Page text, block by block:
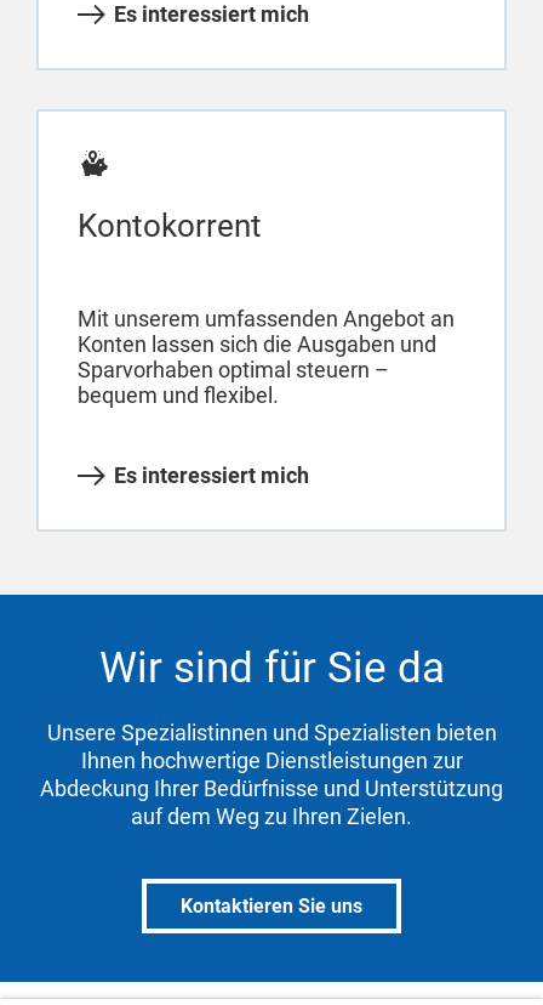
Es interessiert mich
Kontokorrent
Mit unserem umfassenden Angebot an
Konten lassen sich die Ausgaben und
Sparvorhaben optimal steuern –
bequem und flexibel.
Es interessiert mich
Wir sind für Sie da
Unsere Spezialistinnen und Spezialisten bieten
Ihnen hochwertige Dienstleistungen zur
Abdeckung Ihrer Bedürfnisse und Unterstützung
auf dem Weg zu Ihren Zielen.
Kontaktieren Sie uns